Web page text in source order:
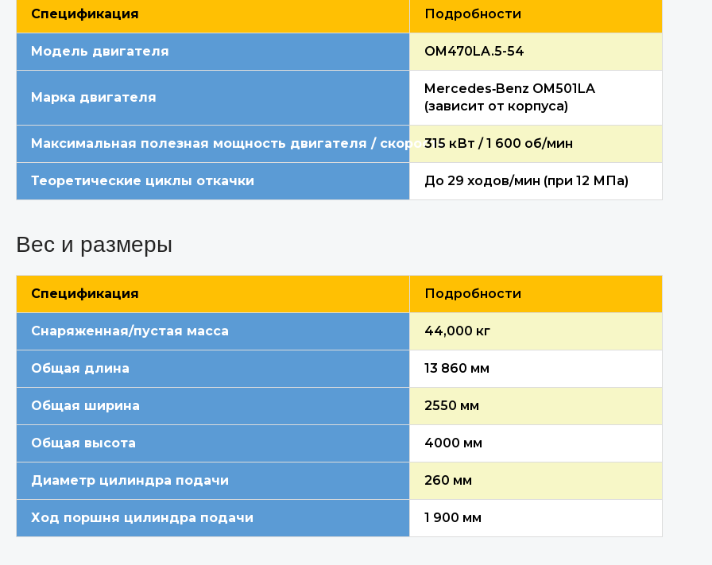
Спецификация Подробности
Модель двигателя OM470LA.5-54
Марка двигателя
Mercedes‑Benz OM501LA
(зависит от корпуса)
Максимальная полезная мощность двигателя / скорость315 кВт / 1 600 об/мин
Теоретические циклы откачки До 29 ходов/мин (при 12 МПа)
Вес и размеры
Спецификация Подробности
Снаряженная/пустая масса 44,000 кг
Общая длина 13 860 мм
Общая ширина 2550 мм
Общая высота 4000 мм
Диаметр цилиндра подачи 260 мм
Ход поршня цилиндра подачи 1 900 мм